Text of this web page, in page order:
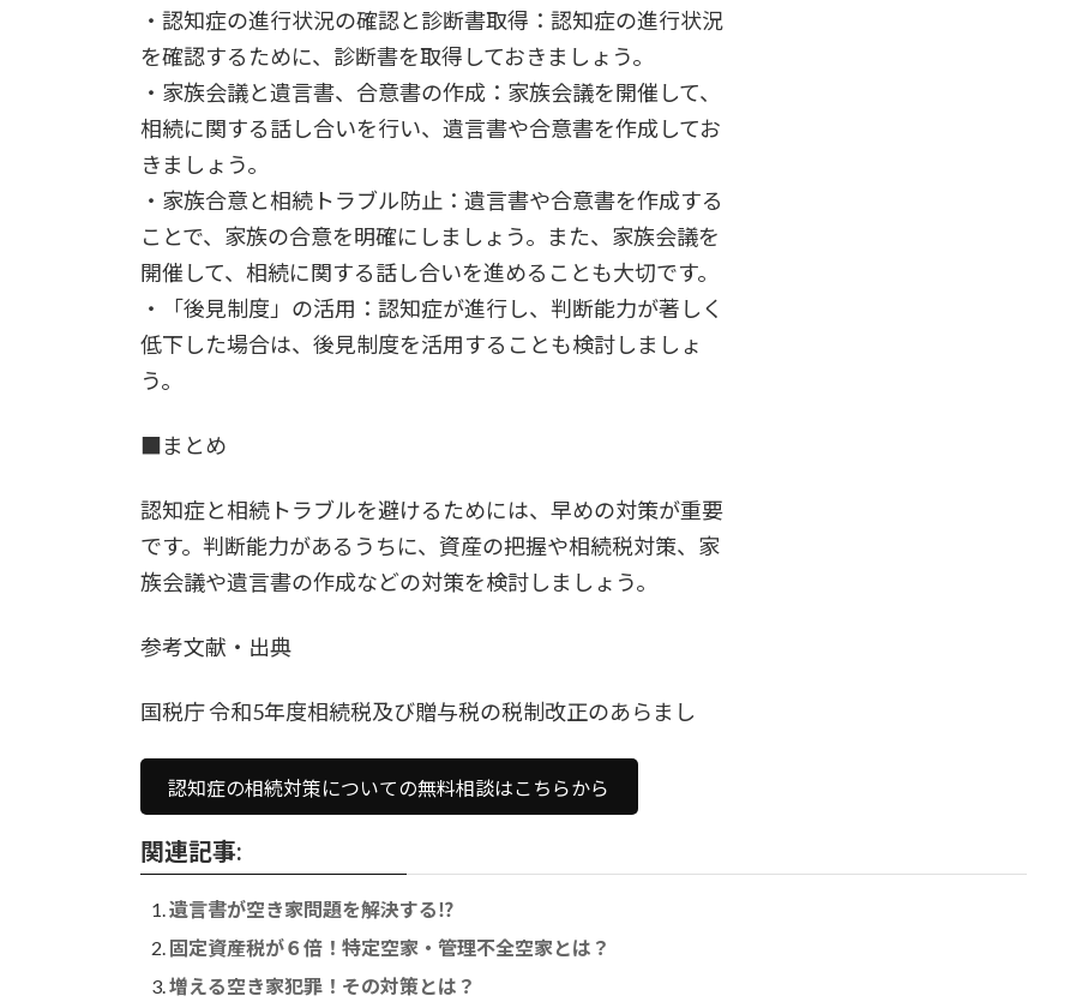
・認知症の進行状況の確認と診断書取得：認知症の進行状況
を確認するために、診断書を取得しておきましょう。
・家族会議と遺言書、合意書の作成：家族会議を開催して、
相続に関する話し合いを行い、遺言書や合意書を作成してお
きましょう。
・家族合意と相続トラブル防止：遺言書や合意書を作成する
ことで、家族の合意を明確にしましょう。また、家族会議を
開催して、相続に関する話し合いを進めることも大切です。
・「後見制度」の活用：認知症が進行し、判断能力が著しく
低下した場合は、後見制度を活用することも検討しましょ
う。
■まとめ
認知症と相続トラブルを避けるためには、早めの対策が重要
です。判断能力があるうちに、資産の把握や相続税対策、家
族会議や遺言書の作成などの対策を検討しましょう。
参考文献・出典
国税庁 令和5年度相続税及び贈与税の税制改正のあらまし
認知症の相続対策についての無料相談はこちらから
関連記事:
遺言書が空き家問題を解決する⁉
固定資産税が６倍！特定空家・管理不全空家とは？
増える空き家犯罪！その対策とは？